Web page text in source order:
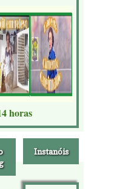
horas
Instanóis